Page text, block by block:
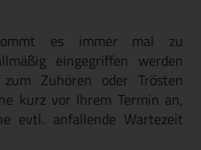
es immer mal zu
eingegriffen werden
Zuhören oder Trösten
kurz vor Ihrem Termin an,
evtl. anfallende Wartezeit